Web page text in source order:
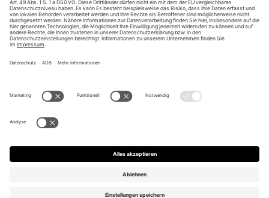
Unsere Partner